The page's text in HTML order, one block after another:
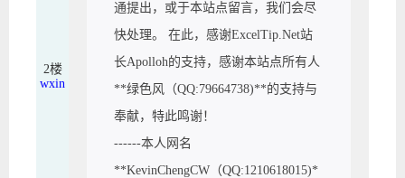
2楼
wxin
通提出，或于本站点留言，我们会尽
快处理。 在此，感谢ExcelTip.Net站
长Apolloh的支持，感谢本站点所有人
**绿色风（QQ:79664738)**的支持与
奉献，特此鸣谢！
------本人网名
**KevinChengCW（QQ:1210618015)*